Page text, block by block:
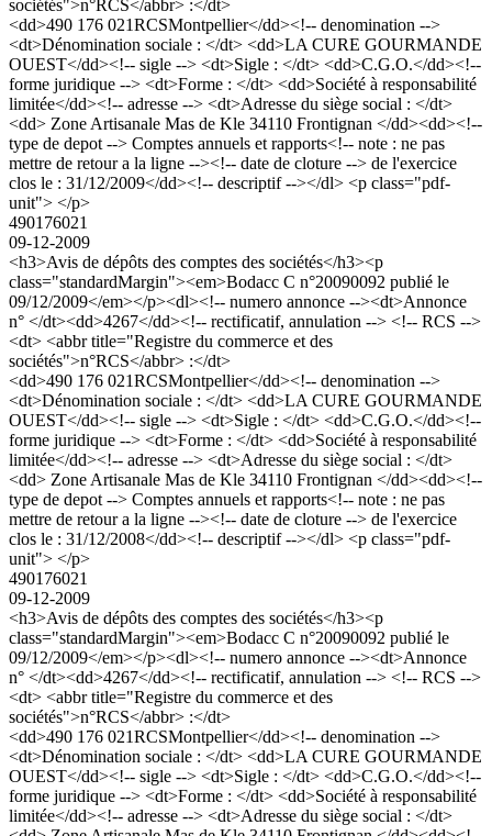
sociétés">n°RCS</abbr> :</dt>
<dd>490 176 021RCSMontpellier</dd><!-- denomination -->
<dt>Dénomination sociale : </dt> <dd>LA CURE GOURMANDE
OUEST</dd><!-- sigle --> <dt>Sigle : </dt> <dd>C.G.O.</dd><!--
forme juridique --> <dt>Forme : </dt> <dd>Société à responsabilité
limitée</dd><!-- adresse --> <dt>Adresse du siège social : </dt>
<dd> Zone Artisanale Mas de Kle 34110 Frontignan </dd><dd><!--
type de depot --> Comptes annuels et rapports<!-- note : ne pas
mettre de retour a la ligne --><!-- date de cloture --> de l'exercice
clos le : 31/12/2009</dd><!-- descriptif --></dl> <p class="pdf-
unit"> </p>
490176021
09-12-2009
<h3>Avis de dépôts des comptes des sociétés</h3><p
class="standardMargin"><em>Bodacc C n°20090092 publié le
09/12/2009</em></p><dl><!-- numero annonce --><dt>Annonce
n° </dt><dd>4267</dd><!-- rectificatif, annulation --> <!-- RCS -->
<dt> <abbr title="Registre du commerce et des
sociétés">n°RCS</abbr> :</dt>
<dd>490 176 021RCSMontpellier</dd><!-- denomination -->
<dt>Dénomination sociale : </dt> <dd>LA CURE GOURMANDE
OUEST</dd><!-- sigle --> <dt>Sigle : </dt> <dd>C.G.O.</dd><!--
forme juridique --> <dt>Forme : </dt> <dd>Société à responsabilité
limitée</dd><!-- adresse --> <dt>Adresse du siège social : </dt>
<dd> Zone Artisanale Mas de Kle 34110 Frontignan </dd><dd><!--
type de depot --> Comptes annuels et rapports<!-- note : ne pas
mettre de retour a la ligne --><!-- date de cloture --> de l'exercice
clos le : 31/12/2008</dd><!-- descriptif --></dl> <p class="pdf-
unit"> </p>
490176021
09-12-2009
<h3>Avis de dépôts des comptes des sociétés</h3><p
class="standardMargin"><em>Bodacc C n°20090092 publié le
09/12/2009</em></p><dl><!-- numero annonce --><dt>Annonce
n° </dt><dd>4267</dd><!-- rectificatif, annulation --> <!-- RCS -->
<dt> <abbr title="Registre du commerce et des
sociétés">n°RCS</abbr> :</dt>
<dd>490 176 021RCSMontpellier</dd><!-- denomination -->
<dt>Dénomination sociale : </dt> <dd>LA CURE GOURMANDE
OUEST</dd><!-- sigle --> <dt>Sigle : </dt> <dd>C.G.O.</dd><!--
forme juridique --> <dt>Forme : </dt> <dd>Société à responsabilité
limitée</dd><!-- adresse --> <dt>Adresse du siège social : </dt>